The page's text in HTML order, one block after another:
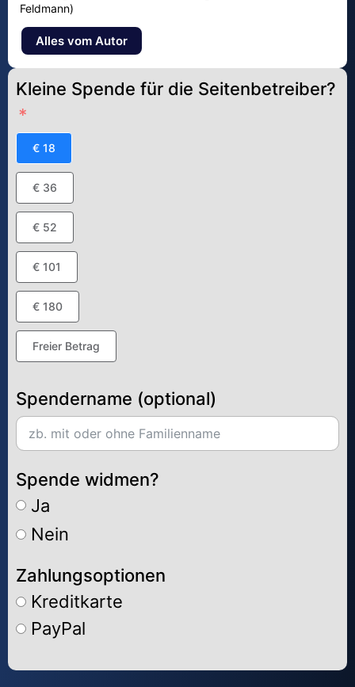
Feldmann)
Alles vom Autor
Kleine Spende für die Seitenbetreiber?
€ 18
€ 36
€ 52
€ 101
€ 180
Freier Betrag
Spendername (optional)
Spende widmen?
Ja
Nein
Zahlungsoptionen
Kreditkarte
PayPal
Alternative: